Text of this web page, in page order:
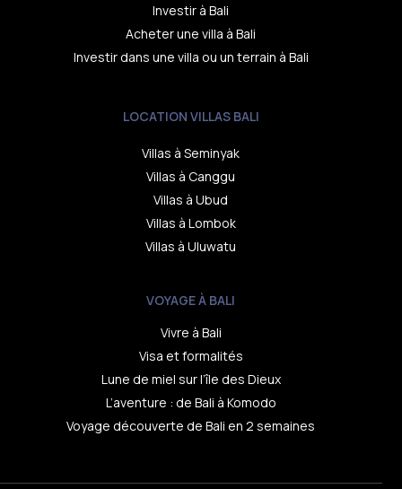
Investir à Bali
Acheter une villa à Bali
Investir dans une villa ou un terrain à Bali
LOCATION VILLAS BALI
Villas à Seminyak
Villas à Canggu
Villas à Ubud
Villas à Lombok
Villas à Uluwatu
VOYAGE À BALI
Vivre à Bali
Visa et formalités
Lune de miel sur l’île des Dieux
L’aventure : de Bali à Komodo
Voyage découverte de Bali en 2 semaines